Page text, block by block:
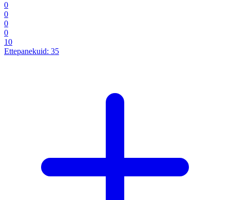
0
0
0
0
10
Ettepanekuid: 35